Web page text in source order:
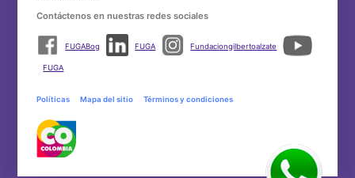
Contáctenos en nuestras redes sociales
FUGABog FUGA Fundaciongilbertoalzate
FUGA
Políticas Mapa del sitio Términos y condiciones